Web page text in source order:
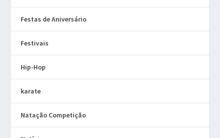
Festas de Aniversário
Festivais
Hip-Hop
karate
Natação Competição